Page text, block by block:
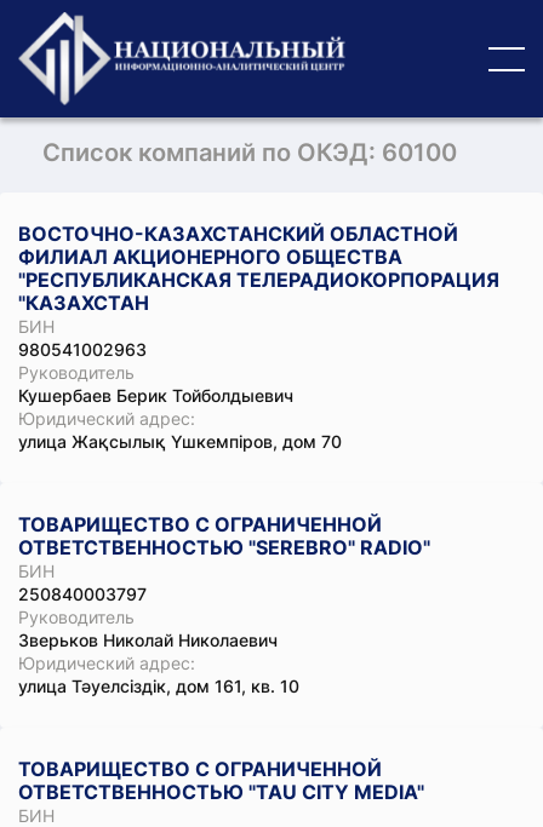
Список компаний по ОКЭД: 60100
ВОСТОЧНО-КАЗАХСТАНСКИЙ ОБЛАСТНОЙ
ФИЛИАЛ АКЦИОНЕРНОГО ОБЩЕСТВА
"РЕСПУБЛИКАНСКАЯ ТЕЛЕРАДИОКОРПОРАЦИЯ
"КАЗАХСТАН
БИН
980541002963
Руководитель
Кушербаев Берик Тойболдыевич
Юридический адрес:
улица Жақсылық Үшкемпіров, дом 70
ТОВАРИЩЕСТВО С ОГРАНИЧЕННОЙ
ОТВЕТСТВЕННОСТЬЮ "SEREBRO" RADIO"
БИН
250840003797
Руководитель
Зверьков Николай Николаевич
Юридический адрес:
улица Тәуелсіздік, дом 161, кв. 10
ТОВАРИЩЕСТВО С ОГРАНИЧЕННОЙ
ОТВЕТСТВЕННОСТЬЮ "TAU CITY MEDIA"
БИН